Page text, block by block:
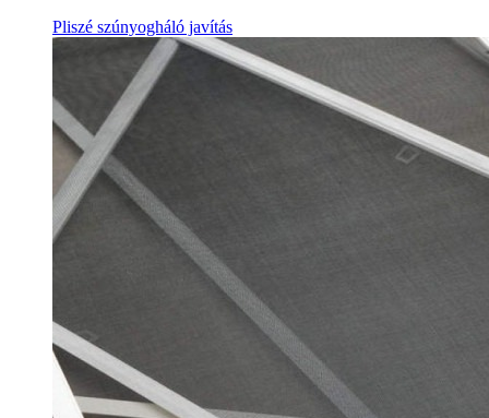
Pliszé szúnyogháló javítás